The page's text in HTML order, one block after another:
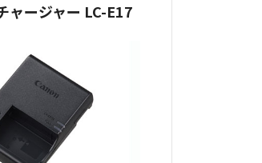
ャージャー LC-E17